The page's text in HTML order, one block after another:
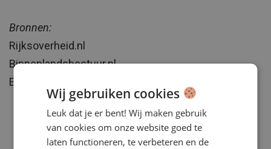
Bronnen:
Rijksoverheid.nl
Binnenlandsbestuur.nl
Eerstekamer.nl
Wij gebruiken cookies
Leuk dat je er bent! Wij maken gebruik
van cookies om onze website goed te
laten functioneren, te verbeteren en de